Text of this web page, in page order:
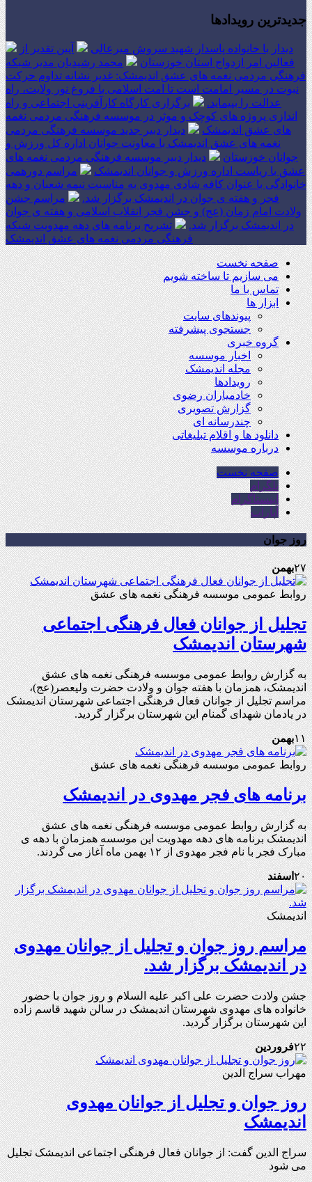
جدیدترین رویدادها
دیدار با خانواده پاسدار شهید سروش میرعالی
آیین تقدیر از
فعالین امر ازدواج استان خوزستان
محمد رشیدیان مدیر شبکه
فرهنگی مردمی نغمه های عشق اندیمشک: غدیر نشانه تداوم حرکت
نبوت در مسیر امامت است تا امت اسلامی با فروغ نور ولایت، راه
عدالت را بپیماید.
برگزاری کارگاه کارآفرینی اجتماعی و راه
اندازی پروژه های کوچک و موثر در موسسه فرهنگی مردمی نغمه
های عشق اندیمشک
دیدار دبیر جدید موسسه فرهنگی مردمی
نغمه های عشق اندیمشک با معاونت جوانان اداره کل ورزش و
جوانان خوزستان
دیدار دبیر موسسه فرهنگی مردمی نغمه های
عشق با ریاست اداره ورزش و جوانان اندیمشک
مراسم دورهمی
خانوادگی با عنوان کافه شادی مهدوی به مناسبت نیمه شعبان و دهه
فجر و هفته ی جوان در اندیمشک برگزار شد.
مراسم جشن
ولادت امام زمان (عج) و جشن فجر انقلاب اسلامی و هفته ی جوان
در اندیمشک برگزار شد.
تشریح برنامه های دهه مهدویت شبکه
فرهنگی مردمی نغمه های عشق اندیمشک
صفحه نخست
می سازیم تا ساخته شویم
تماس با ما
ابزار ها
پیوندهای سایت
جستجوی پیشرفته
گروه خبری
اخبار موسسه
مجله اندیمشک
رویدادها
خادمیاران رضوی
گزارش تصویری
چندرسانه ای
دانلود ها و اقلام تبلیغاتی
درباره موسسه
صفحه نخست
تلگرام
اینستاگرام
آپارات
روز جوان
۲۷بهمن
روابط عمومی موسسه فرهنگی نغمه های عشق
تجلیل از جوانان فعال فرهنگی اجتماعی
شهرستان اندیمشک
به گزارش روابط عمومی موسسه فرهنگی نغمه های عشق
اندیمشک، همزمان با هفته جوان و ولادت حضرت ولیعصر(عج)،
مراسم تجلیل از جوانان فعال فرهنگی اجتماعی شهرستان اندیمشک
در یادمان شهدای گمنام این شهرستان برگزار گردید.
۱۱بهمن
روابط عمومی موسسه فرهنگی نغمه های عشق
برنامه های فجر مهدوی در اندیمشک
به گزارش روابط عمومی موسسه فرهنگی نغمه های عشق
اندیمشک برنامه های دهه مهدویت این موسسه همزمان با دهه ی
مبارک فجر با نام فجر مهدوی از ۱۲ بهمن ماه آغاز می گردند.
۲۰اسفند
اندیمشک
مراسم روز جوان و تجلیل از جوانان مهدوی
در اندیمشک برگزار شد.
جشن ولادت حضرت علی اکبر علیه السلام و روز جوان با حضور
خانواده های مهدوی شهرستان اندیمشک در سالن شهید قاسم زاده
این شهرستان برگزار گردید.
۲۲فروردین
مهراب سراج الدین
روز جوان و تجلیل از جوانان مهدوی
اندیمشک
سراج الدین گفت: از جوانان فعال فرهنگی اجتماعی اندیمشک تجلیل
می شود